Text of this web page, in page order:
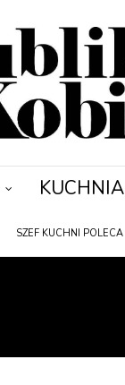
KUCHNIA
SZEF KUCHNI POLECA